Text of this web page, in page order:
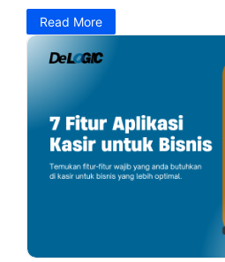
Read More